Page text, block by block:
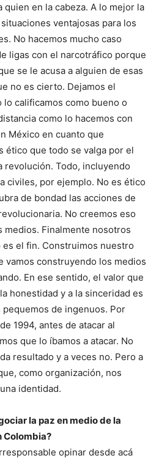
quien en la cabeza. A lo mejor la
ventajosas para los
No hacemos mucho caso
ligas con el narcotráfico porque
se le acusa a alguien de esas
no es cierto. Dejamos el
lo calificamos como bueno o
como lo hacemos con
México en cuanto que
ético que todo se valga por el
Todo, incluyendo
civiles, por ejemplo. No es ético
de bondad las acciones de
No creemos eso
Finalmente nosotros
el fin. Construimos nuestro
vamos construyendo los medios
En ese sentido, el valor que
honestidad y a la sinceridad es
de ingenuos. Por
1994, antes de atacar al
que lo íbamos a atacar. No
resultado y a veces no. Pero a
como organización, nos
identidad.
la paz en medio de la
Colombia?
opinar desde acá